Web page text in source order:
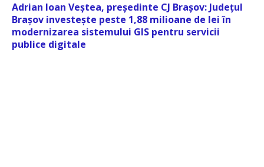
Adrian Ioan Veștea, președinte CJ Brașov: Județul
Brașov investește peste 1,88 milioane de lei în
modernizarea sistemului GIS pentru servicii
publice digitale